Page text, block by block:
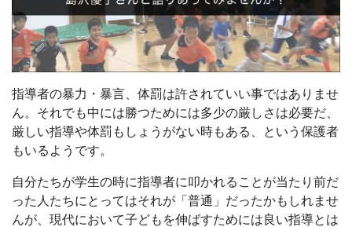
指導者の暴力・暴言、体罰は許されていい事ではありませ
ん。それでも中には勝つためには多少の厳しさは必要だ、
厳しい指導や体罰もしょうがない時もある、という保護者
もいるようです。
自分たちが学生の時に指導者に叩かれることが当たり前だ
った人たちにとってはそれが「普通」だったかもしれませ
んが、現代において子どもを伸ばすためには良い指導とは